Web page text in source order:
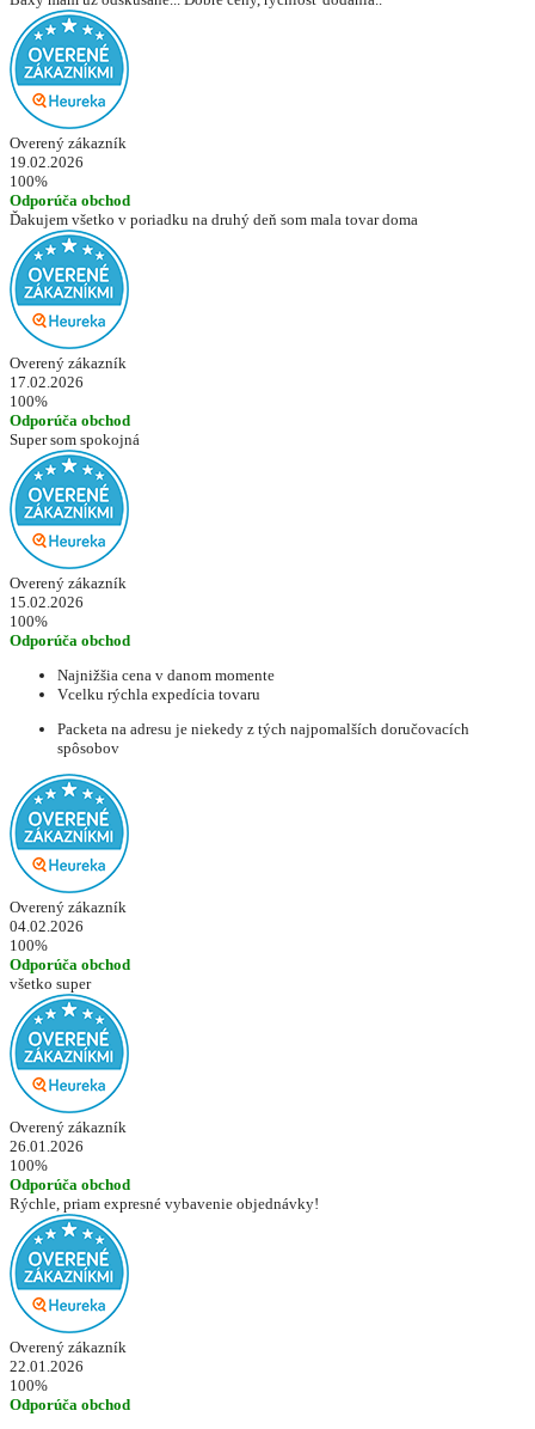
Overený zákazník
19.02.2026
100%
Odporúča obchod
Ďakujem všetko v poriadku na druhý deň som mala tovar doma
Overený zákazník
17.02.2026
100%
Odporúča obchod
Super som spokojná
Overený zákazník
15.02.2026
100%
Odporúča obchod
Najnižšia cena v danom momente
Vcelku rýchla expedícia tovaru
Packeta na adresu je niekedy z tých najpomalších doručovacích
spôsobov
Overený zákazník
04.02.2026
100%
Odporúča obchod
všetko super
Overený zákazník
26.01.2026
100%
Odporúča obchod
Rýchle, priam expresné vybavenie objednávky!
Overený zákazník
22.01.2026
100%
Odporúča obchod